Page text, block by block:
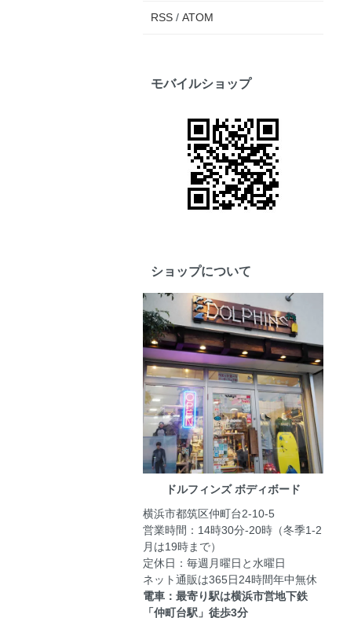
RSS / ATOM
モバイルショップ
ショップについて
ドルフィンズ ボディボード
横浜市都筑区仲町台2-10-5
営業時間：14時30分-20時（冬季1-2
月は19時まで）
定休日：毎週月曜日と水曜日
ネット通販は365日24時間年中無休
電車：最寄り駅は横浜市営地下鉄
「仲町台駅」徒歩3分